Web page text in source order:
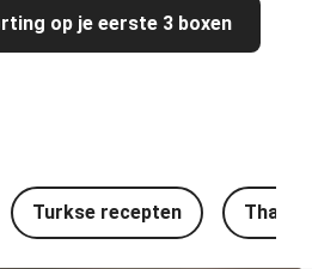
op je eerste 3 boxen
Turkse recepten Thaise